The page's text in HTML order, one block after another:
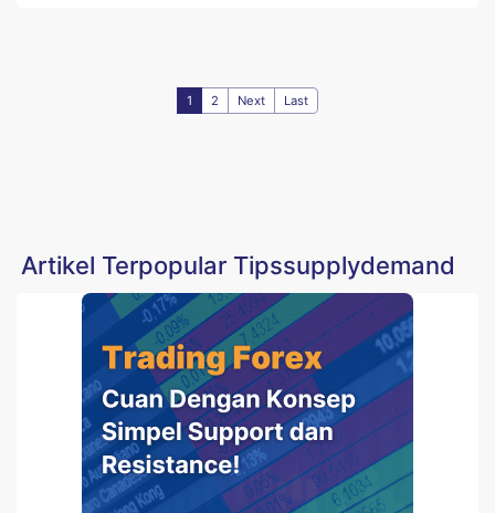
1 2 Next Last
Artikel Terpopular Tipssupplydemand